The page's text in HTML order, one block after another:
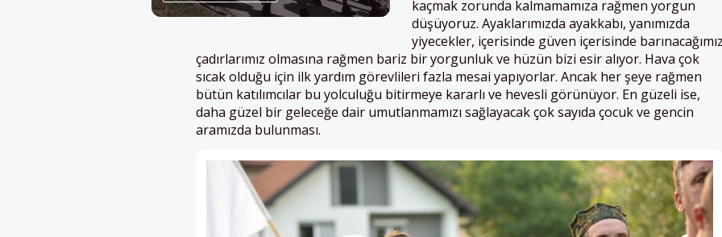
kaçmak zorunda kalmamamıza rağmen yorgun
düşüyoruz. Ayaklarımızda ayakkabı, yanımızda
yiyecekler, içerisinde güven içerisinde
çadırlarımız olmasına rağmen bariz bir yorgunluk ve hüzün bizi esir alıyor. Hava çok
sıcak olduğu için ilk yardım görevlileri fazla mesai yapıyorlar. Ancak her şeye rağmen
bütün katılımcılar bu yolculuğu bitirmeye kararlı ve hevesli görünüyor. En güzeli ise,
daha güzel bir geleceğe dair umutlanmamızı sağlayacak çok sayıda çocuk ve gencin
aramızda bulunması.